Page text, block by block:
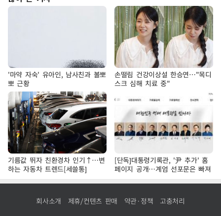
'마약 자숙' 유아인, 남사친과 볼뽀
뽀 근황
손떨림 건강이상설 한승연…"목디
스크 심해 치료 중"
기름값 뛰자 친환경차 인기↑…변
하는 자동차 트렌드[세쓸통]
[단독]대통령기록관, '尹 추가' 홈
페이지 공개…계엄 선포문은 빠져
회사소개 제휴/컨텐츠 판매 약관·정책 고충처리